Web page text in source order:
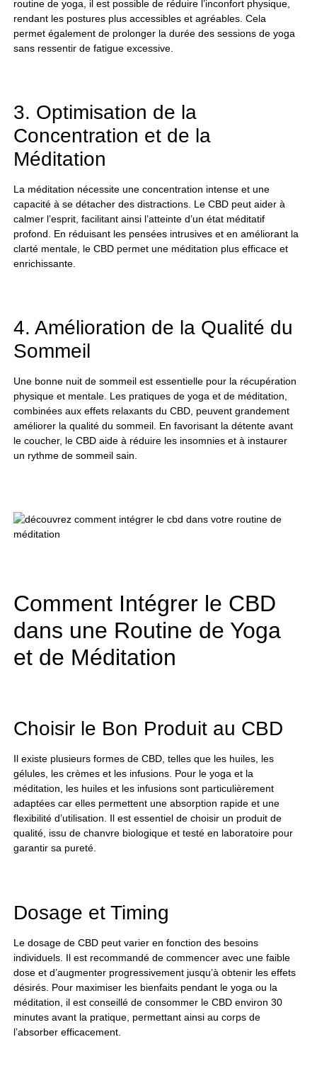
routine de yoga, il est possible de réduire l’inconfort physique,
rendant les postures plus accessibles et agréables. Cela
permet également de prolonger la durée des sessions de yoga
sans ressentir de fatigue excessive.
3. Optimisation de la
Concentration et de la
Méditation
La méditation nécessite une concentration intense et une
capacité à se détacher des distractions. Le CBD peut aider à
calmer l’esprit, facilitant ainsi l’atteinte d’un état méditatif
profond. En réduisant les pensées intrusives et en améliorant la
clarté mentale, le CBD permet une méditation plus efficace et
enrichissante.
4. Amélioration de la Qualité du
Sommeil
Une bonne nuit de sommeil est essentielle pour la récupération
physique et mentale. Les pratiques de yoga et de méditation,
combinées aux effets relaxants du CBD, peuvent grandement
améliorer la qualité du sommeil. En favorisant la détente avant
le coucher, le CBD aide à réduire les insomnies et à instaurer
un rythme de sommeil sain.
Comment Intégrer le CBD
dans une Routine de Yoga
et de Méditation
Choisir le Bon Produit au CBD
Il existe plusieurs formes de CBD, telles que les huiles, les
gélules, les crèmes et les infusions. Pour le yoga et la
méditation, les huiles et les infusions sont particulièrement
adaptées car elles permettent une absorption rapide et une
flexibilité d’utilisation. Il est essentiel de choisir un produit de
qualité, issu de chanvre biologique et testé en laboratoire pour
garantir sa pureté.
Dosage et Timing
Le dosage de CBD peut varier en fonction des besoins
individuels. Il est recommandé de commencer avec une faible
dose et d’augmenter progressivement jusqu’à obtenir les effets
désirés. Pour maximiser les bienfaits pendant le yoga ou la
méditation, il est conseillé de consommer le CBD environ 30
minutes avant la pratique, permettant ainsi au corps de
l’absorber efficacement.